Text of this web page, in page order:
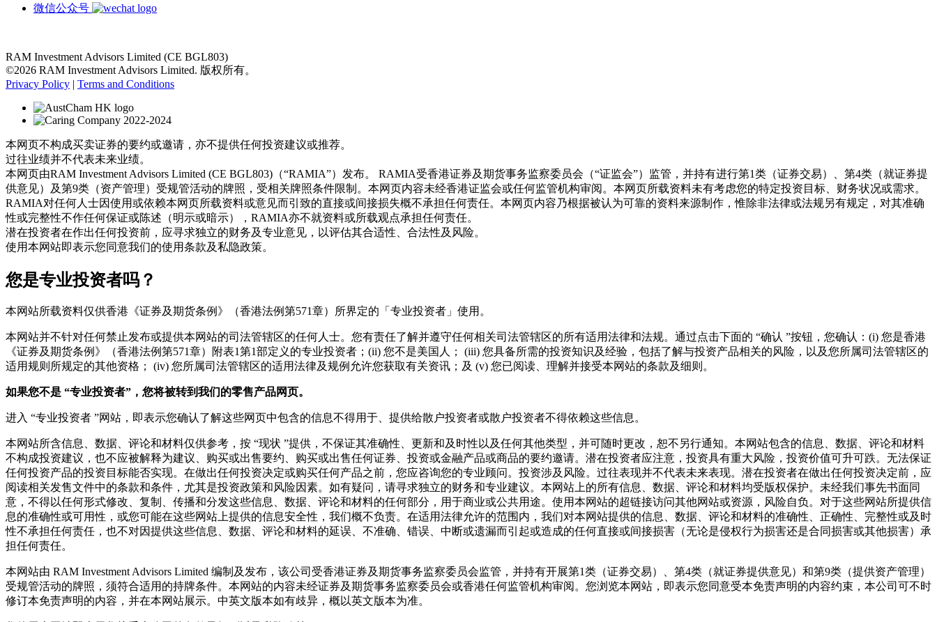
微信公众号
RAM Investment Advisors Limited (CE BGL803)
©2026 RAM Investment Advisors Limited. 版权所有。
Privacy Policy | Terms and Conditions
本网页不构成买卖证券的要约或邀请，亦不提供任何投资建议或推荐。
过往业绩并不代表未来业绩。
本网页由RAM Investment Advisors Limited (CE BGL803)（“RAMIA”）发布。 RAMIA受香港证券及期货事务监察委员会（“证监会”）监管，并持有进行第1类（证券交易）、第4类（就证券提
供意见）及第9类（资产管理）受规管活动的牌照，受相关牌照条件限制。本网页内容未经香港证监会或任何监管机构审阅。本网页所载资料未有考虑您的特定投资目标、财务状况或需求。
RAMIA对任何人士因使用或依赖本网页所载资料或意见而引致的直接或间接损失概不承担任何责任。本网页内容乃根据被认为可靠的资料来源制作，惟除非法律或法规另有规定，对其准确
性或完整性不作任何保证或陈述（明示或暗示），RAMIA亦不就资料或所载观点承担任何责任。
潜在投资者在作出任何投资前，应寻求独立的财务及专业意见，以评估其合适性、合法性及风险。
使用本网站即表示您同意我们的使用条款及私隐政策。
您是专业投资者吗？
本网站所载资料仅供香港《证券及期货条例》（香港法例第571章）所界定的「专业投资者」使用。
本网站并不针对任何禁止发布或提供本网站的司法管辖区的任何人士。您有责任了解并遵守任何相关司法管辖区的所有适用法律和法规。通过点击下面的 “确认 ”按钮，您确认：(i) 您是香港
《证券及期货条例》（香港法例第571章）附表1第1部定义的专业投资者；(ii) 您不是美国人； (iii) 您具备所需的投资知识及经验，包括了解与投资产品相关的风险，以及您所属司法管辖区的
适用规则所规定的其他资格； (iv) 您所属司法管辖区的适用法律及规例允许您获取有关资讯；及 (v) 您已阅读、理解并接受本网站的条款及细则。
如果您不是 “专业投资者” ，您将被转到我们的零售产品网页。
进入 “专业投资者 ”网站，即表示您确认了解这些网页中包含的信息不得用于、提供给散户投资者或散户投资者不得依赖这些信息。
本网站所含信息、数据、评论和材料仅供参考，按 “现状 ”提供，不保证其准确性、更新和及时性以及任何其他类型，并可随时更改，恕不另行通知。本网站包含的信息、数据、评论和材料
不构成投资建议，也不应被解释为建议、购买或出售要约、购买或出售任何证券、投资或金融产品或商品的要约邀请。潜在投资者应注意，投资具有重大风险，投资价值可升可跌。无法保证
任何投资产品的投资目标能否实现。在做出任何投资决定或购买任何产品之前，您应咨询您的专业顾问。投资涉及风险。过往表现并不代表未来表现。潜在投资者在做出任何投资决定前，应
阅读相关发售文件中的条款和条件，尤其是投资政策和风险因素。如有疑问，请寻求独立的财务和专业建议。本网站上的所有信息、数据、评论和材料均受版权保护。未经我们事先书面同
意，不得以任何形式修改、复制、传播和分发这些信息、数据、评论和材料的任何部分，用于商业或公共用途。使用本网站的超链接访问其他网站或资源，风险自负。对于这些网站所提供信
息的准确性或可用性，或您可能在这些网站上提供的信息安全性，我们概不负责。在适用法律允许的范围内，我们对本网站提供的信息、数据、评论和材料的准确性、正确性、完整性或及时
性不承担任何责任，也不对因提供这些信息、数据、评论和材料的延误、不准确、错误、中断或遗漏而引起或造成的任何直接或间接损害（无论是侵权行为损害还是合同损害或其他损害）承
担任何责任。
本网站由 RAM Investment Advisors Limited 编制及发布，该公司受香港证券及期货事务监察委员会监管，并持有开展第1类（证券交易）、第4类（就证券提供意见）和第9类（提供资产管理）
受规管活动的牌照，须符合适用的持牌条件。本网站的内容未经证券及期货事务监察委员会或香港任何监管机构审阅。您浏览本网站，即表示您同意受本免责声明的内容约束，本公司可不时
修订本免责声明的内容，并在本网站展示。中英文版本如有歧异，概以英文版本为准。